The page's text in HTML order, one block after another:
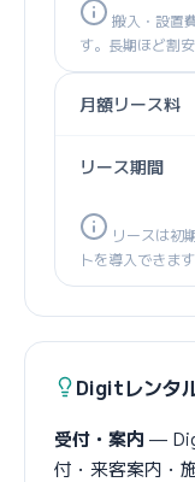
搬入・設置
す。長期ほど割
月額リース料
リース期間
リースは初
トを導入できま
Digitレンタ
受付・案内 —
付・来客案内・